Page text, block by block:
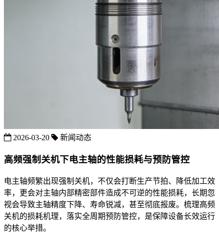
2026-03-20 新闻动态
高频强制关机下电主轴的性能损耗与预防管控
电主轴频繁出现强制关机，不仅会打断生产节拍、降低加工效
率，更会对主轴内部精密部件造成不可逆的性能损耗，长期忽
视会导致主轴精度下降、寿命锐减，甚至彻底报废。梳理高频
关机的损耗机理，落实全周期预防管控，是保障设备长效运行
的核心举措。